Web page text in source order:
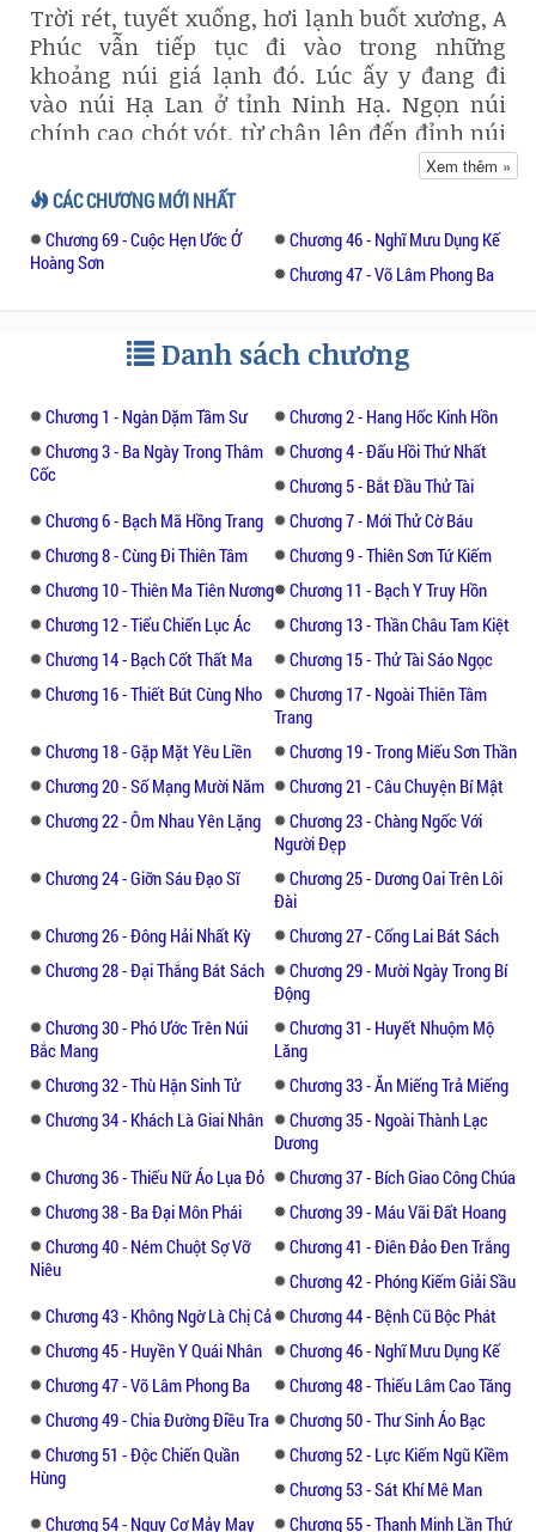
Trời rét, tuyết xuống, hơi lạnh buốt xương, A
Phúc vẫn tiếp tục đi vào trong những
khoảng núi giá lạnh đó. Lúc ấy y đang đi
vào núi Hạ Lan ở tỉnh Ninh Hạ. Ngọn núi
chính cao chót vót, từ chân lên đến đỉnh núi
cao hơn ba nghìn thước tây. quanh năm phủ
tuyết chứ không riêng gì mùa Đông này. Tối
hôm đó, Phúc đã đi đến dưới chân núi Hạ
Lan. Khi y vừa bắt đầu bước chân leo lên
trên núi thì tuyết vừa ngưng, nhưng gió Tây
lẽ trừ A Phúc ra không còn một người một
con thú nào dám vào núi lúc ấy cả. Càng đi
Trời tối, y lại chưa từng luyện qua võ công
nên y chỉ có thể nhìn thấy những vật gì ở xa
chừng năm sáu thước thôi, nên y vẫn có thể
tiếp tục đi được. Tuy rét mướt và đường lối
khó đi, A Phúc vẫn đủ can đảm tiến sâu vào,
y vừa đi vừa nghĩ đến yêu với hận, thù với
lời thề nên cứ cắm đầu đi tiếp mồm thì lẩm
bẩm khấn trời đất phù hộ cho. Y không phân
biệt phương hướng và cũng không phân biệt
ngày đêm gì cả, hễ thấy mệt thì y tìm một
hang động nghỉ ngơi, đói thì lấy hoành tinh
và trái cây ra ăn.
Đọc truyện kiếm hiệpnày bạn sẽ còn thấy
nhiều điều thú vị hơn nữa, đọc để hiểu
nhiều hơn, đọc để cảm nhận, để cùng hành
trình phiêu lưu và cùng trải qua những điều
thú vị, bạn cũng có thể theo dõi những
truyện khác cùng thể loại như: Kiếm Đạo
Độc Tôn, Tuyệt Thế Đường Môn,....
Xem thêm »
CÁC CHƯƠNG MỚI NHẤT
Chương 69 - Cuộc Hẹn Ước Ở
Hoàng Sơn
Chương 46 - Nghĩ Mưu Dụng Kế
Chương 47 - Võ Lâm Phong Ba
Danh sách chương
Chương 1 - Ngàn Dặm Tầm Sư
Chương 2 - Hang Hốc Kinh Hồn
Chương 3 - Ba Ngày Trong Thâm
Cốc
Chương 4 - Đấu Hồi Thứ Nhất
Chương 5 - Bắt Đầu Thử Tài
Chương 6 - Bạch Mã Hồng Trang
Chương 7 - Mới Thử Cờ Báu
Chương 8 - Cùng Đi Thiên Tâm
Chương 9 - Thiên Sơn Tứ Kiếm
Chương 10 - Thiên Ma Tiên Nương
Chương 11 - Bạch Y Truy Hồn
Chương 12 - Tiểu Chiến Lục Ác
Chương 13 - Thần Châu Tam Kiệt
Chương 14 - Bạch Cốt Thất Ma
Chương 15 - Thử Tài Sáo Ngọc
Chương 16 - Thiết Bút Cùng Nho
Chương 17 - Ngoài Thiên Tâm
Trang
Chương 18 - Gặp Mặt Yêu Liền
Chương 19 - Trong Miếu Sơn Thần
Chương 20 - Số Mạng Mười Năm
Chương 21 - Câu Chuyện Bí Mật
Chương 22 - Ôm Nhau Yên Lặng
Chương 23 - Chàng Ngốc Với
Người Đẹp
Chương 24 - Giỡn Sáu Đạo Sĩ
Chương 25 - Dương Oai Trên Lôi
Đài
Chương 26 - Đông Hải Nhất Kỳ
Chương 27 - Cống Lai Bát Sách
Chương 28 - Đại Thắng Bát Sách
Chương 29 - Mười Ngày Trong Bí
Động
Chương 30 - Phó Ước Trên Núi
Bắc Mang
Chương 31 - Huyết Nhuộm Mộ
Lăng
Chương 32 - Thù Hận Sinh Tử
Chương 33 - Ăn Miếng Trả Miếng
Chương 34 - Khách Là Giai Nhân
Chương 35 - Ngoài Thành Lạc
Dương
Chương 36 - Thiếu Nữ Áo Lụa Đỏ
Chương 37 - Bích Giao Công Chúa
Chương 38 - Ba Đại Môn Phái
Chương 39 - Máu Vãi Đất Hoang
Chương 40 - Ném Chuột Sợ Vỡ
Niêu
Chương 41 - Điên Đảo Đen Trắng
Chương 42 - Phóng Kiếm Giải Sầu
Chương 43 - Không Ngờ Là Chị Cả
Chương 44 - Bệnh Cũ Bộc Phát
Chương 45 - Huyền Y Quái Nhân
Chương 46 - Nghĩ Mưu Dụng Kế
Chương 47 - Võ Lâm Phong Ba
Chương 48 - Thiếu Lâm Cao Tăng
Chương 49 - Chia Đường Điều Tra
Chương 50 - Thư Sinh Áo Bạc
Chương 51 - Độc Chiến Quần
Hùng
Chương 52 - Lực Kiếm Ngũ Kiềm
Chương 53 - Sát Khí Mê Man
Chương 54 - Nguy Cơ Mảy May
Chương 55 - Thanh Minh Lần Thứ